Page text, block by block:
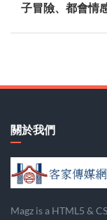
子冒險、都會情
關於我們
Magz is a HTML5 &